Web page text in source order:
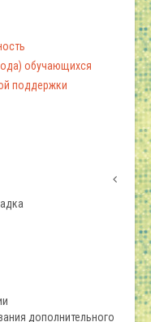
обучающихся
поддержки
дополнительного